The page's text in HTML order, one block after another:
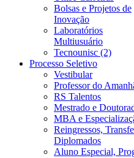
Bolsas e Projetos de
Inovação
Laboratórios
Multiusuário
Tecnounisc (2)
Processo Seletivo
Vestibular
Professor do
RS Talentos
Mestrado e
MBA e
Reingressos,
Diplomados
Aluno Especial,